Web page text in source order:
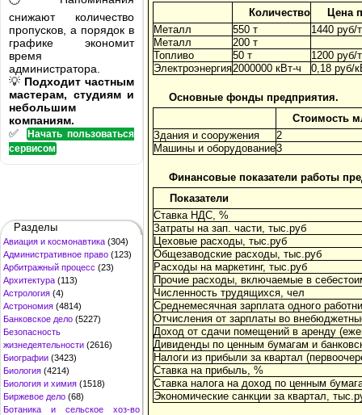
снижают количество
пропусков, а порядок в
графике экономит
время
администратора.
💡 Подходит частным
мастерам, студиям и
небольшим
компаниям.
✅
Начать пользоваться
сервисом
Разделы
Авиация и космонавтика (304)
Административное право (123)
Арбитражный процесс (23)
Архитектура (113)
Астрология (4)
Астрономия (4814)
Банковское дело (5227)
Безопасность
жизнедеятельности (2616)
Биографии (3423)
Биология (4214)
Биология и химия (1518)
Биржевое дело (68)
Ботаника и сельское хоз-во
Количество
Цена
Металл
550 т
1440 руб/т
Металл
200 т
Топливо
50 т
1200 руб/т
Электроэнергия2000000 кВт-ч 0,18 руб/
Основные фонды предприятия.
Стоимость
Здания и сооружения
2
Машины и оборудование3
Финансовые показатели работы
Показатели
Ставка НДС, %
Затраты на зап. части, тыс.руб
Цеховые расходы, тыс.руб
Общезаводские расходы, тыс.руб
Расходы на маркетинг, тыс.руб
Прочие расходы, включаемые в
Численность трудящихся, чел
Среднемесячная зарплата одного
Отчисления от зарплаты во
Доход от сдачи помещений в аренду
Дивиденды по ценным бумагам и
Налоги из прибыли за квартал
Ставка на прибыль, %
Ставка налога на доход по ценным
Экономические санкции за квартал,